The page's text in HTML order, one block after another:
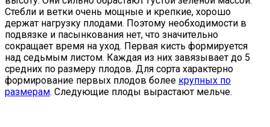
Стебли и ветки очень мощные и крепкие, хорошо
держат нагрузку плодами. Поэтому необходимости в
подвязке и пасынкования нет, что значительно
сокращает время на уход. Первая кисть формируется
над седьмым листом. Каждая из них завязывает до 5
средних по размеру плодов. Для сорта характерно
формирование первых плодов более крупных по
размерам. Следующие плоды вырастают мельче.